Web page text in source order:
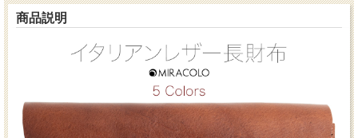
商品説明